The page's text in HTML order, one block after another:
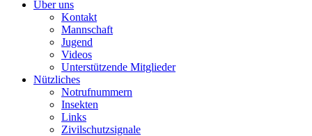
Über uns
Kontakt
Mannschaft
Jugend
Videos
Unterstützende Mitglieder
Nützliches
Notrufnummern
Insekten
Links
Zivilschutzsignale